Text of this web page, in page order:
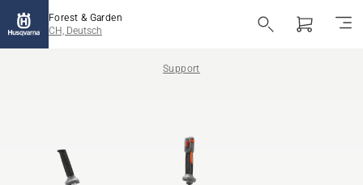
Forest & Garden
CH, Deutsch
Support